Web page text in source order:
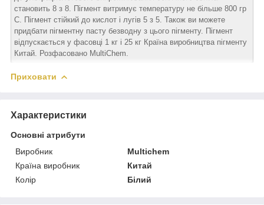
становить 8 з 8. Пігмент витримує температуру не більше 800 гр
С. Пігмент стійкий до кислот і лугів 5 з 5. Також ви можете
придбати пігментну пасту безводну з цього пігменту. Пігмент
відпускається у фасовці 1 кг і 25 кг Країна виробництва пігменту
Китай. Розфасовано MultiChem.
Приховати
Характеристики
Основні атрибути
Виробник
Multichem
Країна виробник
Китай
Колір
Білий